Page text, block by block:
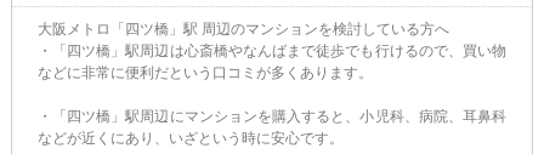
大阪メトロ「四ツ橋」駅 周辺のマンションを検討している方へ
・「四ツ橋」駅周辺は心斎橋やなんばまで徒歩でも行けるので、買い物
などに非常に便利だという口コミが多くあります。
・「四ツ橋」駅周辺にマンションを購入すると、小児科、病院、耳鼻科
などが近くにあり、いざという時に安心です。